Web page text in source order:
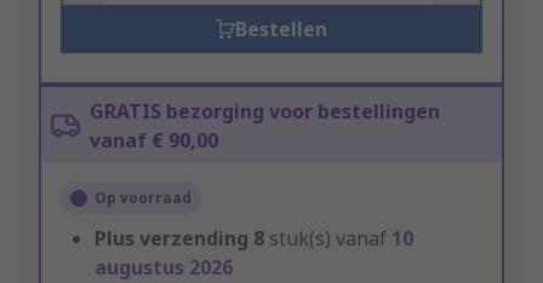
Bestellen
GRATIS bezorging voor bestellingen
vanaf € 90,00
Op voorraad
Plus verzending 8 stuk(s) vanaf 10
augustus 2026